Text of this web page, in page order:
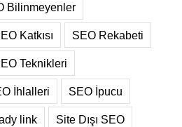
Bilinmeyenler
Katkısı SEO Rekabeti
Teknikleri
İhlalleri SEO İpucu
link Site Dışı SEO